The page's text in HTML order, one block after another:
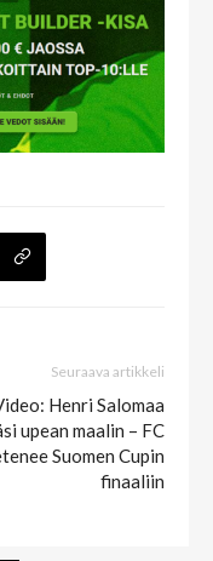
Seuraava artikkeli
Henri Salomaa
upean maalin – FC
Suomen Cupin
finaaliin